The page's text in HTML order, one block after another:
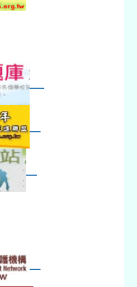
超額比序暨免試入學...